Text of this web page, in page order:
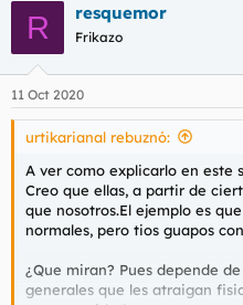
e
s
R resquemor
Frikazo
11 Oct 2020
urtikarianal rebuznó:
A ver como explicarlo en este
Creo que ellas, a partir de
que nosotros.El ejemplo es
normales, pero tios guapos
¿Que miran? Pues depende
generales que les atraigan